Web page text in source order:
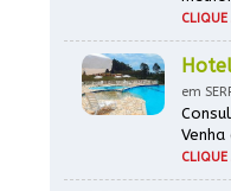
em